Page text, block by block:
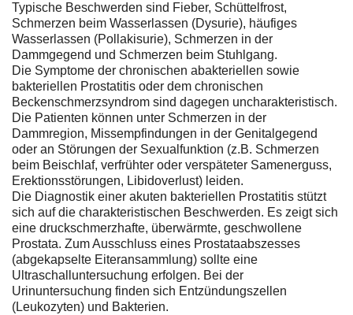
Typische Beschwerden sind Fieber, Schüttelfrost,
Schmerzen beim Wasserlassen (Dysurie), häufiges
Wasserlassen (Pollakisurie), Schmerzen in der
Dammgegend und Schmerzen beim Stuhlgang.
Die Symptome der chronischen abakteriellen sowie
bakteriellen Prostatitis oder dem chronischen
Beckenschmerzsyndrom sind dagegen uncharakteristisch.
Die Patienten können unter Schmerzen in der
Dammregion, Missempfindungen in der Genitalgegend
oder an Störungen der Sexualfunktion (z.B. Schmerzen
beim Beischlaf, verfrühter oder verspäteter Samenerguss,
Erektionsstörungen, Libidoverlust) leiden.
Die Diagnostik einer akuten bakteriellen Prostatitis stützt
sich auf die charakteristischen Beschwerden. Es zeigt sich
eine druckschmerzhafte, überwärmte, geschwollene
Prostata. Zum Ausschluss eines Prostataabszesses
(abgekapselte Eiteransammlung) sollte eine
Ultraschalluntersuchung erfolgen. Bei der
Urinuntersuchung finden sich Entzündungszellen
(Leukozyten) und Bakterien.